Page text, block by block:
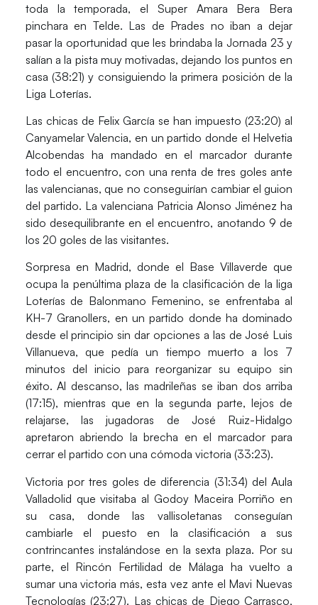
toda la temporada, el Super Amara Bera Bera
pinchara en Telde. Las de Prades no iban a dejar
pasar la oportunidad que les brindaba la Jornada 23 y
salían a la pista muy motivadas, dejando los puntos en
casa (38:21) y consiguiendo la primera posición de la
Liga Loterías.
Las chicas de Felix García se han impuesto (23:20) al
Canyamelar Valencia, en un partido donde el Helvetia
Alcobendas ha mandado en el marcador durante
todo el encuentro, con una renta de tres goles ante
las valencianas, que no conseguirían cambiar el guion
del partido. La valenciana Patricia Alonso Jiménez ha
sido desequilibrante en el encuentro, anotando 9 de
los 20 goles de las visitantes.
Sorpresa en Madrid, donde el Base Villaverde que
ocupa la penúltima plaza de la clasificación de la liga
Loterías de Balonmano Femenino, se enfrentaba al
KH-7 Granollers, en un partido donde ha dominado
desde el principio sin dar opciones a las deJosé Luis
Villanueva, que pedía un tiempo muerto a los 7
minutos del inicio para reorganizar su equipo sin
éxito. Al descanso, las madrileñas se iban dos arriba
(17:15), mientras que en la segunda parte, lejos de
relajarse, las jugadoras de José Ruiz-Hidalgo
apretaron abriendo la brecha en el marcador para
cerrar el partido con una cómoda victoria (33:23).
Victoria por tres goles de diferencia (31:34) delAula
Valladolid que visitaba al Godoy Maceira Porriño en
su casa, donde las vallisoletanas conseguían
cambiarle el puesto en la clasificación a sus
contrincantes instalándose en la sexta plaza. Por su
parte, el Rincón Fertilidad de Málaga ha vuelto a
sumar una victoria más, esta vez ante el Mavi Nuevas
Tecnologías (23:27). Las chicas de Diego Carrasco,